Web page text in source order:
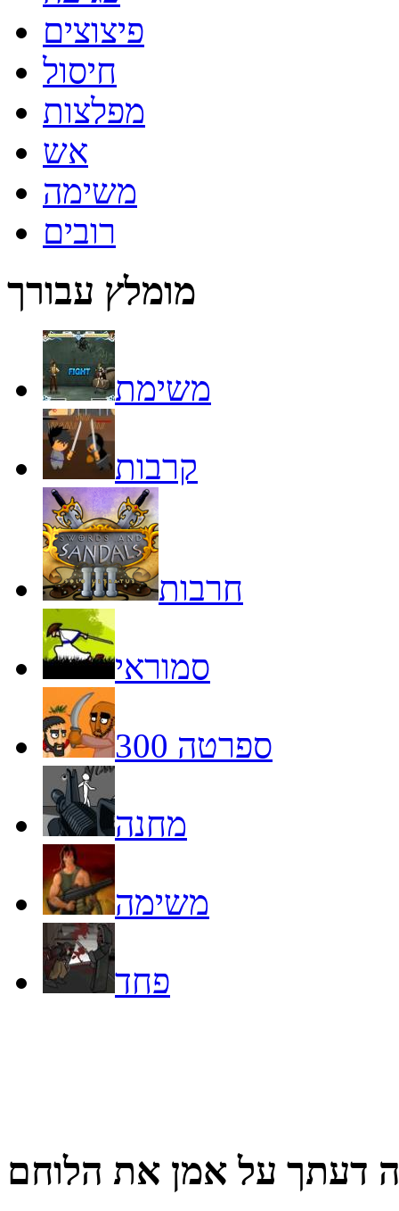
פיצוצים
חיסול
מפלצות
אש
משימה
רובים
מומלץ עבורך
משימת
קרבות
חרבות
סמוראי
ספרטה 300
מחנה
משימה
פחד
דעתך על אמן את הלוחם